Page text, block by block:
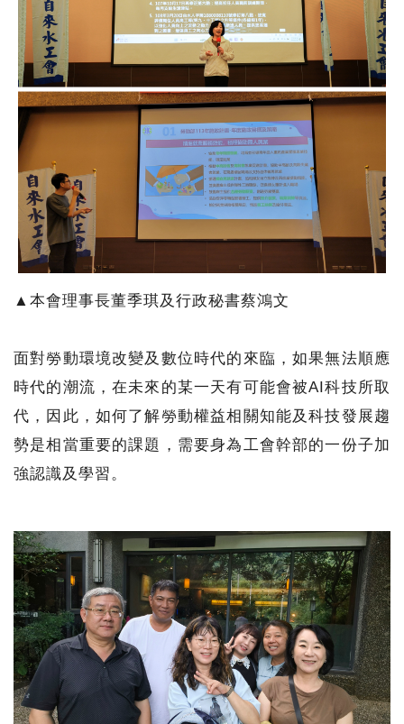
▲本會理事長董季琪及行政秘書蔡鴻文
面對勞動環境改變及數位時代的來臨，如果無法順應
時代的潮流，在未來的某一天有可能會被AI科技所取
代，因此，如何了解勞動權益相關知能及科技發展趨
勢是相當重要的課題，需要身為工會幹部的一份子加
強認識及學習。